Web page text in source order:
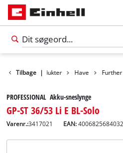
Tilbage |
Produkter Have
PROFESSIONAL Akku-sneslynge
GP-ST 36/53 Li E BL-Solo
Varenr.:3417021 EAN:4006825684032